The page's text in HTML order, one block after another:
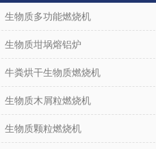
生物质多功能燃烧机
生物质坩埚熔铝炉
牛粪烘干生物质燃烧机
生物质木屑粒燃烧机
生物质颗粒燃烧机